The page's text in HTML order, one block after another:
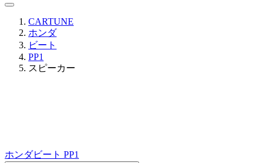
CARTUNE
ホンダ
ビート
PP1
スピーカー
ホンダビート PP1